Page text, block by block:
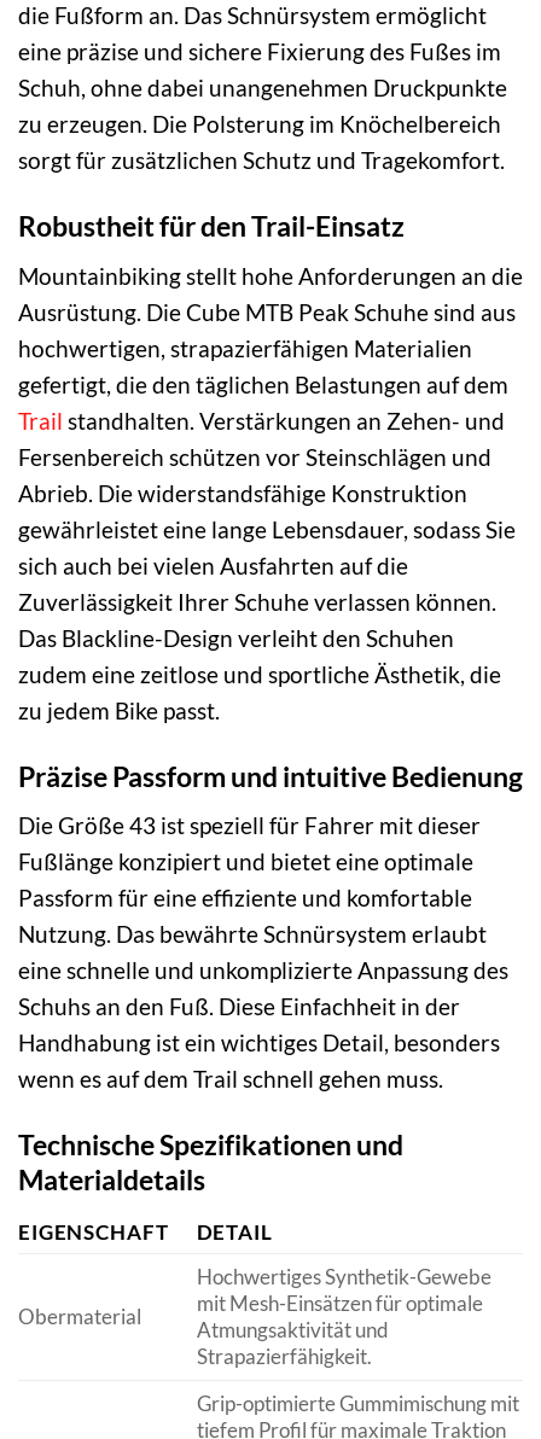
die Fußform an. Das Schnürsystem ermöglicht
eine präzise und sichere Fixierung des Fußes im
Schuh, ohne dabei unangenehmen Druckpunkte
zu erzeugen. Die Polsterung im Knöchelbereich
sorgt für zusätzlichen Schutz und Tragekomfort.
Robustheit für den Trail-Einsatz
Mountainbiking stellt hohe Anforderungen an die
Ausrüstung. Die Cube MTB Peak Schuhe sind aus
hochwertigen, strapazierfähigen Materialien
gefertigt, die den täglichen Belastungen auf dem
Trail standhalten. Verstärkungen an Zehen- und
Fersenbereich schützen vor Steinschlägen und
Abrieb. Die widerstandsfähige Konstruktion
gewährleistet eine lange Lebensdauer, sodass Sie
sich auch bei vielen Ausfahrten auf die
Zuverlässigkeit Ihrer Schuhe verlassen können.
Das Blackline-Design verleiht den Schuhen
zudem eine zeitlose und sportliche Ästhetik, die
zu jedem Bike passt.
Präzise Passform und intuitive Bedienung
Die Größe 43 ist speziell für Fahrer mit dieser
Fußlänge konzipiert und bietet eine optimale
Passform für eine effiziente und komfortable
Nutzung. Das bewährte Schnürsystem erlaubt
eine schnelle und unkomplizierte Anpassung des
Schuhs an den Fuß. Diese Einfachheit in der
Handhabung ist ein wichtiges Detail, besonders
wenn es auf dem Trail schnell gehen muss.
Technische Spezifikationen und
Materialdetails
EIGENSCHAFT DETAIL
Obermaterial
Hochwertiges Synthetik-Gewebe
mit Mesh-Einsätzen für optimale
Atmungsaktivität und
Strapazierfähigkeit.
Grip-optimierte Gummimischung mit
tiefem Profil für maximale Traktion